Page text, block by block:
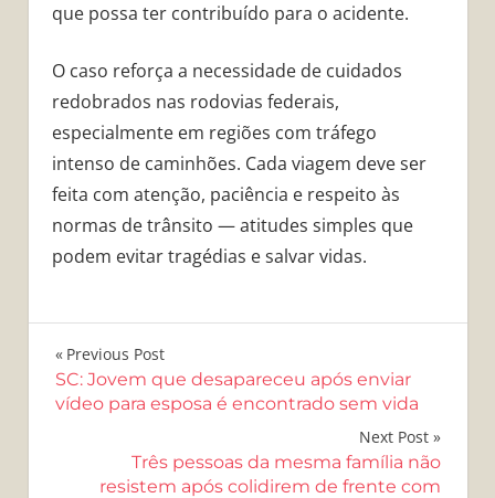
que possa ter contribuído para o acidente.
O caso reforça a necessidade de cuidados
redobrados nas rodovias federais,
especialmente em regiões com tráfego
intenso de caminhões. Cada viagem deve ser
feita com atenção, paciência e respeito às
normas de trânsito — atitudes simples que
podem evitar tragédias e salvar vidas.
Navegação
de
Previous Post
SC: Jovem que desapareceu após enviar
vídeo para esposa é encontrado sem vida
Next Post
Três pessoas da mesma família não
resistem após colidirem de frente com